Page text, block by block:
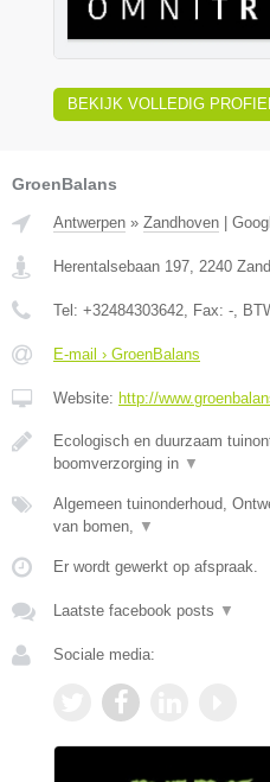
BEKIJK VOLLEDIG PROFIEL
GroenBalans
Antwerpen » Zandhoven
Herentalsebaan 197 2240
Tel: +32484303642 , Fax: - ,
E-mail › GroenBalans
Website: http://
Ecologisch en duurzaam
boomverzorging in ▼
Algemeen tuinonderhoud,
van bomen,
▼
Er wordt gewerkt op afspraak.
Laatste facebook posts ▼
Sociale media: